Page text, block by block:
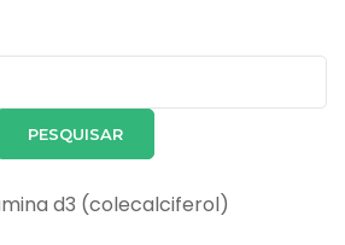
d3 (colecalciferol)